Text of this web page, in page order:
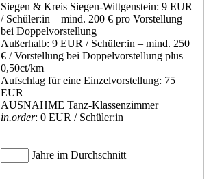
Siegen & Kreis Siegen-Wittgenstein: 9 EUR
/ Schüler:in – mind. 200 € pro Vorstellung
bei Doppelvorstellung
Außerhalb: 9 EUR / Schüler:in – mind. 250
€ / Vorstellung bei Doppelvorstellung plus
0,50ct/km
Aufschlag für eine Einzelvorstellung: 75
EUR
AUSNAHME Tanz-Klassenzimmer
in.order: 0 EUR / Schüler:in
Jahre im Durchschnitt